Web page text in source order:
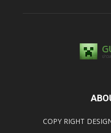
COPY RIGHT